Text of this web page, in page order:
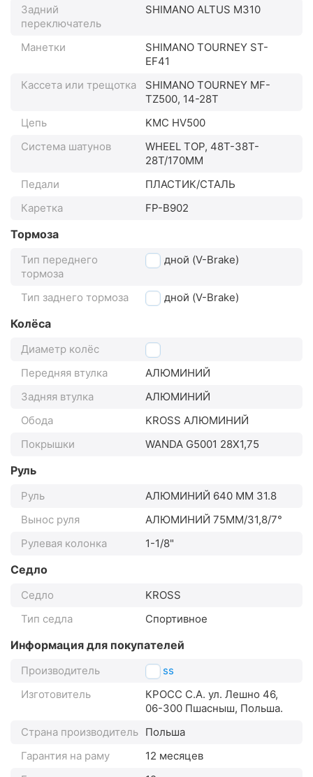
Задний
переключатель
SHIMANO ALTUS M310
Манетки
SHIMANO TOURNEY ST-
EF41
Кассета или трещотка
SHIMANO TOURNEY MF-
TZ500, 14-28T
Цепь
KMC HV500
Система шатунов
WHEEL TOP, 48T-38T-
28T/170MM
Педали
ПЛАСТИК/СТАЛЬ
Каретка
FP-B902
Тормоза
Тип переднего
тормоза
ободной (V-Brake)
Тип заднего тормоза ободной (V-Brake)
Колёса
Диаметр колёс
28"
Передняя втулка
АЛЮМИНИЙ
Задняя втулка
АЛЮМИНИЙ
Обода
KROSS АЛЮМИНИЙ
Покрышки
WANDA G5001 28X1,75
Руль
Руль
АЛЮМИНИЙ 640 MM 31.8
Вынос руля
АЛЮМИНИЙ 75MM/31,8/7°
Рулевая колонка
1-1/8"
Седло
Седло
KROSS
Тип седла
Спортивное
Информация для покупателей
Производитель
Kross
Изготовитель
КРОСС С.А. ул. Лешно 46,
06-300 Пшасныш, Польша.
Страна производитель Польша
Гарантия на раму
12 месяцев